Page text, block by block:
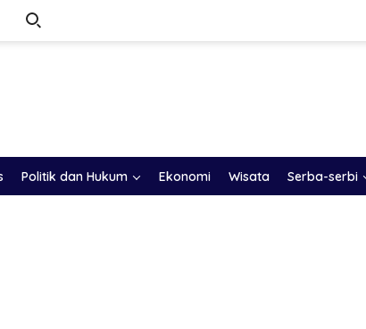
Politik dan Hukum Ekonomi Wisata Serba-serbi